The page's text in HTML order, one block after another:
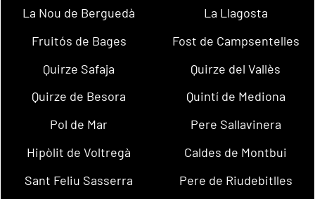
La Nou de Berguedà
La Llagosta
Fruitós de Bages
Fost de Campsentelles
Quirze Safaja
Quirze del Vallès
Quirze de Besora
Quintí de Mediona
Pol de Mar
Pere Sallavinera
Hipòlit de Voltregà
Caldes de Montbui
Sant Feliu Sasserra
Pere de Riudebitlles